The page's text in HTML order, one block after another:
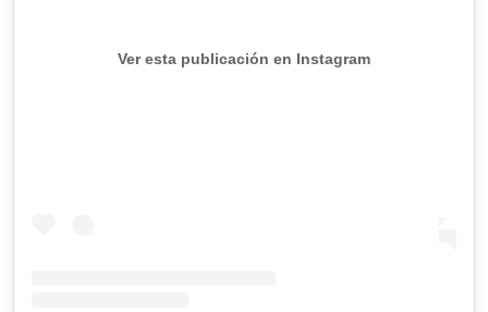
Ver esta publicación en Instagram